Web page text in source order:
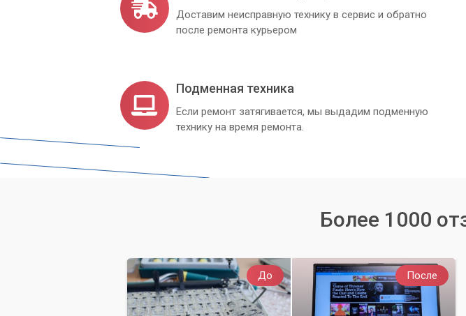
Доставим неисправную технику в сервис и обратно
после ремонта курьером
Подменная техника
Если ремонт затягивается, мы выдадим подменную
технику на время ремонта.
Более 1000
До После